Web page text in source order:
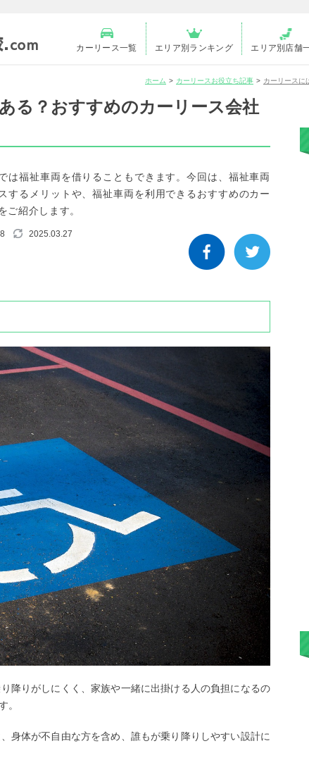
カーリース一覧 エリア別ランキング エリア別店舗
ホーム カーリースお役立ち記事 カーリースに
る？おすすめのカーリース会社
は福祉車両を借りることもできます。今回は、福祉車両
するメリットや、福祉車両を利用できるおすすめのカー
ご紹介します。
2025.03.27
降りがしにくく、家族や一緒に出掛ける人の負担になるの
。
身体が不自由な方を含め、誰もが乗り降りしやすい設計に